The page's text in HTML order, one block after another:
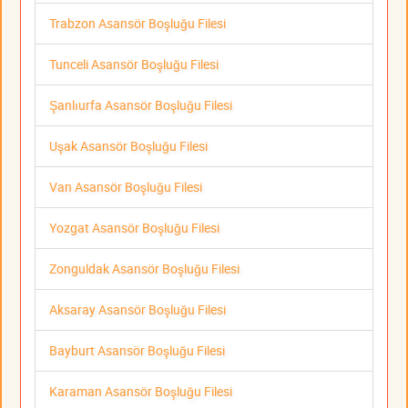
Trabzon Asansör Boşluğu Filesi
Tunceli Asansör Boşluğu Filesi
Şanlıurfa Asansör Boşluğu Filesi
Uşak Asansör Boşluğu Filesi
Van Asansör Boşluğu Filesi
Yozgat Asansör Boşluğu Filesi
Zonguldak Asansör Boşluğu Filesi
Aksaray Asansör Boşluğu Filesi
Bayburt Asansör Boşluğu Filesi
Karaman Asansör Boşluğu Filesi